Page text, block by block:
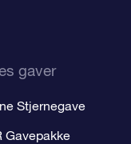
gaver
Stjernegave
Gavepakke